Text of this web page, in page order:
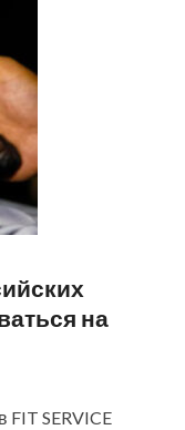
на
FIT SERVICE